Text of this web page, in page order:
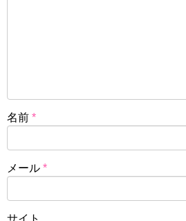
名前 *
メール *
サイト